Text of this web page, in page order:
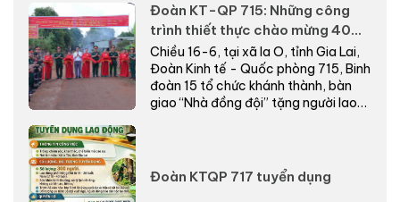
Đoàn KT-QP 715: Những công
trình thiết thực chào mừng 40
năm Ngày truyền thống
Chiều 16-6, tại xã Ia O, tỉnh Gia Lai,
Đoàn Kinh tế - Quốc phòng 715, Binh
đoàn 15 tổ chức khánh thành, bàn
giao “Nhà đồng đội” tặng người lao
Đoàn KTQP 717 tuyển dụng